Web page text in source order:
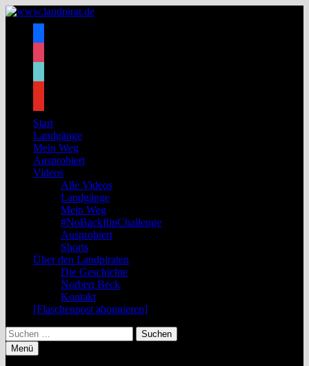
Zum
Start
Landgänge
Mein Weg
Ausprobiert
Videos
Alle Videos
Landgänge
Mein Weg
#NoBackflipChallenge
Ausprobiert
Shorts
Über den Landpiraten
Die Geschichte
Norbert Beck
Kontakt
[Flaschenpost abonnieren]
Suchen
nach:
Menü